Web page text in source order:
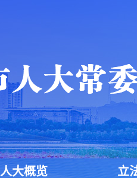
人大概览 立